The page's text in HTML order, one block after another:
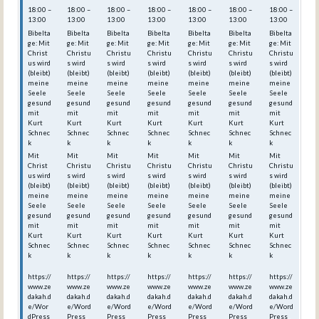
18:00 –
13:00
Bibelta
ge: Mit
Christ
us wird
(bleibt)
meine
Seele
gesund
mit
Kurt
Schnec
k
Mit
Christ
us wird
(bleibt)
meine
Seele
gesund
mit
Kurt
Schnec
k
https://
www.ze
dakah.d
e/Wor
dPress
18:00 –
13:00
Bibelta
ge: Mit
Christu
s wird
(bleibt)
meine
Seele
gesund
mit
Kurt
Schnec
k
Mit
Christu
s wird
(bleibt)
meine
Seele
gesund
mit
Kurt
Schnec
k
https://
www.ze
dakah.d
e/Word
Press_
18:00 –
13:00
Bibelta
ge: Mit
Christu
s wird
(bleibt)
meine
Seele
gesund
mit
Kurt
Schnec
k
Mit
Christu
s wird
(bleibt)
meine
Seele
gesund
mit
Kurt
Schnec
k
https://
www.ze
dakah.d
e/Word
Press_
18:00 –
13:00
Bibelta
ge: Mit
Christu
s wird
(bleibt)
meine
Seele
gesund
mit
Kurt
Schnec
k
Mit
Christu
s wird
(bleibt)
meine
Seele
gesund
mit
Kurt
Schnec
k
https://
www.ze
dakah.d
e/Word
Press_
18:00 –
13:00
Bibelta
ge: Mit
Christu
s wird
(bleibt)
meine
Seele
gesund
mit
Kurt
Schnec
k
Mit
Christu
s wird
(bleibt)
meine
Seele
gesund
mit
Kurt
Schnec
k
https://
www.ze
dakah.d
e/Word
Press_
18:00 –
13:00
Bibelta
ge: Mit
Christu
s wird
(bleibt)
meine
Seele
gesund
mit
Kurt
Schnec
k
Mit
Christu
s wird
(bleibt)
meine
Seele
gesund
mit
Kurt
Schnec
k
https://
www.ze
dakah.d
e/Word
Press_
18:00 –
13:00
Bibelta
ge: Mit
Christu
s wird
(bleibt)
meine
Seele
gesund
mit
Kurt
Schnec
k
Mit
Christu
s wird
(bleibt)
meine
Seele
gesund
mit
Kurt
Schnec
k
https://
www.ze
dakah.d
e/Word
Press_